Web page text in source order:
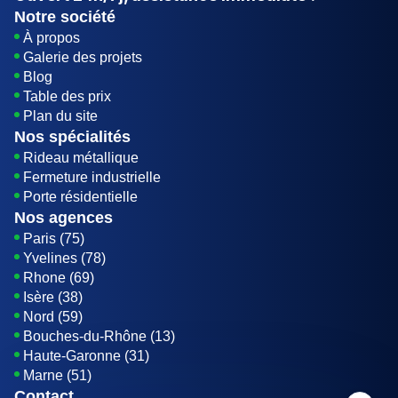
Notre société
À propos
Galerie des projets
Blog
Table des prix
Plan du site
Nos spécialités
Rideau métallique
Fermeture industrielle
Porte résidentielle
Nos agences
Paris (75)
Yvelines (78)
Rhone (69)
Isère (38)
Nord (59)
Bouches-du-Rhône (13)
Haute-Garonne (31)
Marne (51)